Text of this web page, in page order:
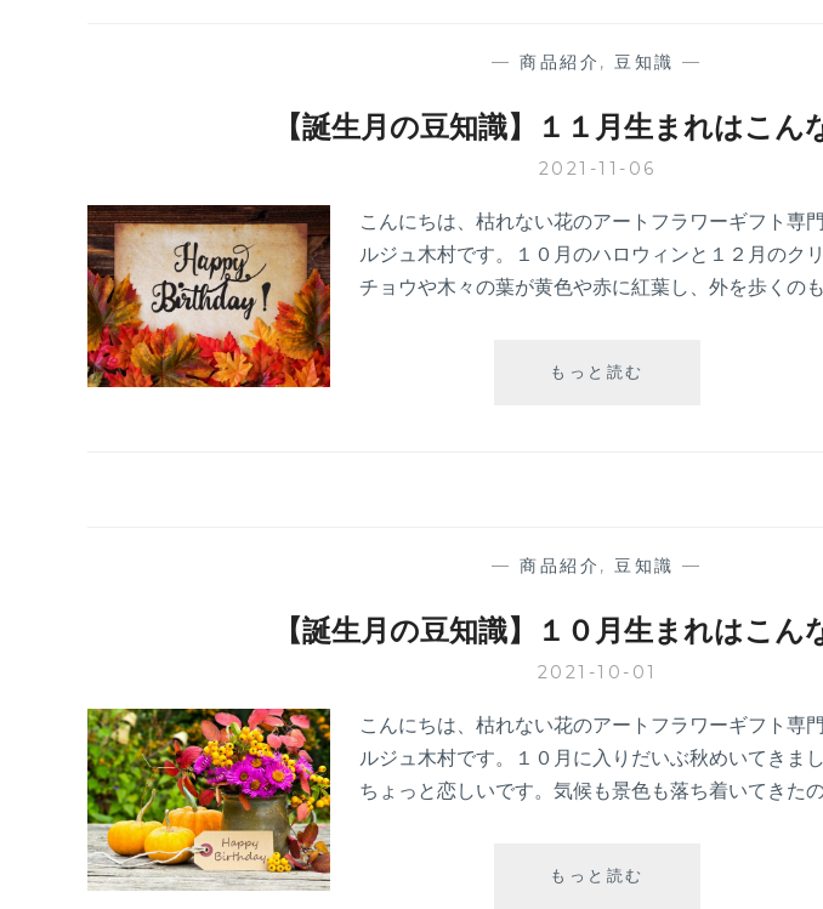
１
生
ま
は
ん
な
—商品紹介 ,豆知識 —
【誕生月の豆知識】１１月生まれはこん
2021-11-06
こんにちは、枯れない花のアートフラワーギフト専
ルジュ木村です。１０月のハロウィンと１２月のク
チョウや木々の葉が黄色や赤に紅葉し、外を歩くの
もっと読む
１
生
ま
は
ん
な
—商品紹介 ,豆知識 —
【誕生月の豆知識】１０月生まれはこん
2021-10-01
こんにちは、枯れない花のアートフラワーギフト専
ルジュ木村です。１０月に入りだいぶ秋めいてきま
ちょっと恋しいです。気候も景色も落ち着いてきた
もっと読む